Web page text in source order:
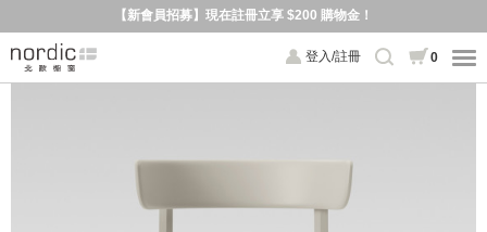
【新會員招募】現在註冊立享 $200 購物金！
登入/註冊 0